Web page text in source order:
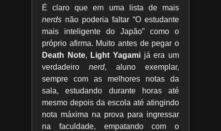
É claro que em uma lista de mais
nerds não poderia faltar “O estudante
mais inteligente do Japão” como o
próprio afirma. Muito antes de pegar o
Death Note, Light Yagami já era um
verdadeiro nerd, aluno exemplar,
sempre com as melhores notas da
sala, estudando durante horas até
mesmo depois da escola até atingindo
nota máxima na prova para ingressar
na faculdade, empatando com o